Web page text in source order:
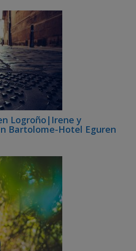
Logroño|Irene y
Bartolome-Hotel Eguren